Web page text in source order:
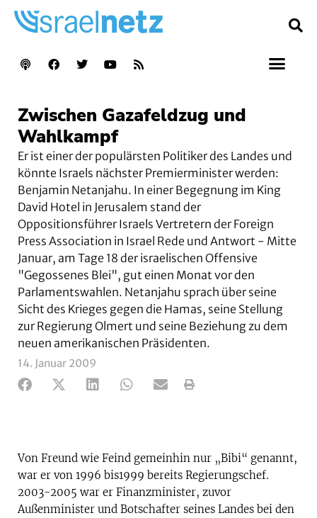
Zwischen Gazafeldzug und
Wahlkampf
Er ist einer der populärsten Politiker des Landes und
könnte Israels nächster Premierminister werden:
Benjamin Netanjahu. In einer Begegnung im King
David Hotel in Jerusalem stand der
Oppositionsführer Israels Vertretern der Foreign
Press Association in Israel Rede und Antwort - Mitte
Januar, am Tage 18 der israelischen Offensive
"Gegossenes Blei", gut einen Monat vor den
Parlamentswahlen. Netanjahu sprach über seine
Sicht des Krieges gegen die Hamas, seine Stellung
zur Regierung Olmert und seine Beziehung zu dem
neuen amerikanischen Präsidenten.
14. Januar 2009
Von Freund wie Feind gemeinhin nur „Bibi“ genannt,
war er von 1996 bis1999 bereits Regierungschef.
2003-2005 war er Finanzminister, zuvor
Außenminister und Botschafter seines Landes bei den